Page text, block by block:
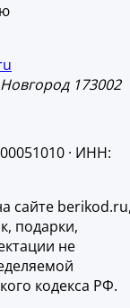
173002
· ИНН:
сайте
подарки,
не
кодекса РФ.